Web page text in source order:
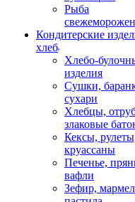
Рыба
Кондитерские
хлеб
Хлебо-
изделия
Сушки,
сухари
Хлебцы,
злаковые
Кексы,
круассаны
Печенье,
вафли
Зефир,